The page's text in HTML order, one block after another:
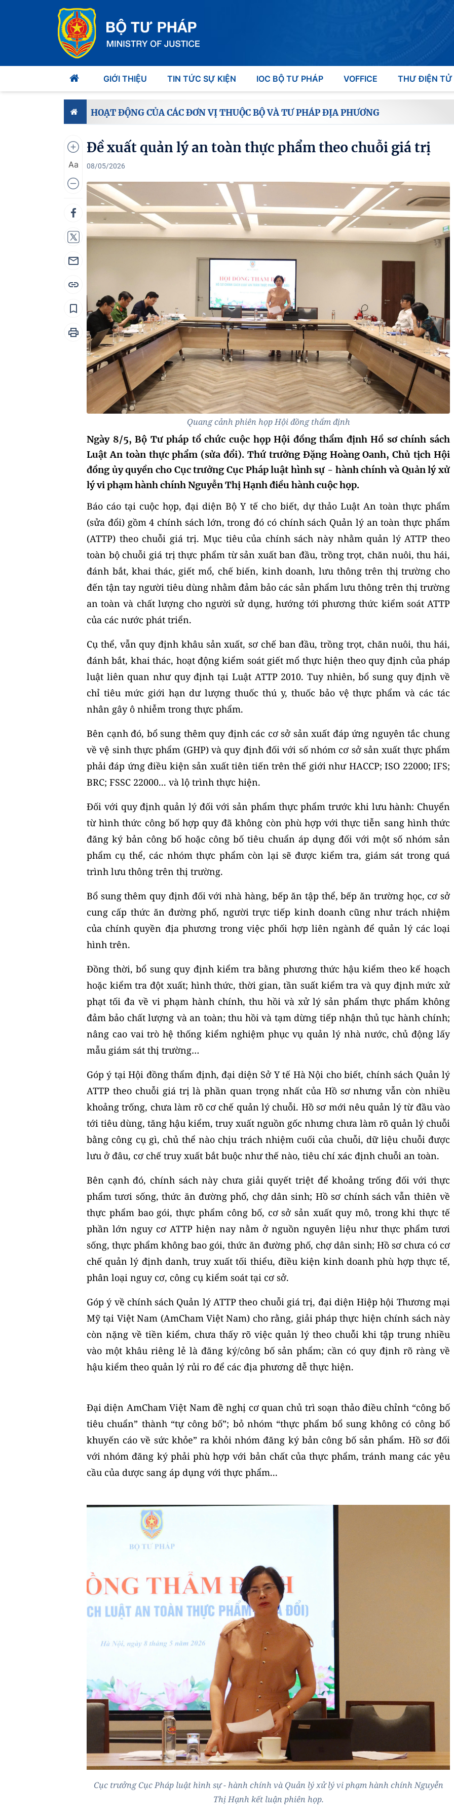
GIỚI THIỆU TIN TỨC SỰ KIỆN IOC BỘ TƯ PHÁP VOFFICE THƯ ĐIỆN TỬ
HOẠT ĐỘNG CỦA CÁC ĐƠN VỊ THUỘC BỘ VÀ TƯ PHÁP ĐỊA PHƯƠNG
Aa
Đề xuất quản lý an toàn thực phẩm theo chuỗi giá trị
08/05/2026
Quang cảnh phiên họp Hội đồng thẩm định
Ngày 8/5, Bộ Tư pháp tổ chức cuộc họp Hội đồng thẩm định Hồ sơ chính sách
Luật An toàn thực phẩm (sửa đổi). Thứ trưởng Đặng Hoàng Oanh, Chủ tịch Hội
đồng ủy quyền cho Cục trưởng Cục Pháp luật hình sự - hành chính và Quản lý xử
lý vi phạm hành chính Nguyễn Thị Hạnh điều hành cuộc họp.
Báo cáo tại cuộc họp, đại diện Bộ Y tế cho biết, dự thảo Luật An toàn thực phẩm
(sửa đổi) gồm 4 chính sách lớn, trong đó có chính sách Quản lý an toàn thực phẩm
(ATTP) theo chuỗi giá trị. Mục tiêu của chính sách này nhằm quản lý ATTP theo
toàn bộ chuỗi giá trị thực phẩm từ sản xuất ban đầu, trồng trọt, chăn nuôi, thu hái,
đánh bắt, khai thác, giết mổ, chế biến, kinh doanh, lưu thông trên thị trường cho
đến tận tay người tiêu dùng nhằm đảm bảo các sản phẩm lưu thông trên thị trường
an toàn và chất lượng cho người sử dụng, hướng tới phương thức kiểm soát ATTP
của các nước phát triển.
Cụ thể, vẫn quy định khâu sản xuất, sơ chế ban đầu, trồng trọt, chăn nuôi, thu hái,
đánh bắt, khai thác, hoạt động kiểm soát giết mổ thực hiện theo quy định của pháp
luật liên quan như quy định tại Luật ATTP 2010. Tuy nhiên, bổ sung quy định về
chỉ tiêu mức giới hạn dư lượng thuốc thú y, thuốc bảo vệ thực phẩm và các tác
nhân gây ô nhiễm trong thực phẩm.
Bên cạnh đó, bổ sung thêm quy định các cơ sở sản xuất đáp ứng nguyên tắc chung
về vệ sinh thực phẩm (GHP) và quy định đối với số nhóm cơ sở sản xuất thực phẩm
phải đáp ứng điều kiện sản xuất tiên tiến trên thế giới như HACCP; ISO 22000; IFS;
BRC; FSSC 22000... và lộ trình thực hiện.
Đối với quy định quản lý đối với sản phẩm thực phẩm trước khi lưu hành: Chuyển
từ hình thức công bố hợp quy đã không còn phù hợp với thực tiễn sang hình thức
đăng ký bản công bố hoặc công bố tiêu chuẩn áp dụng đối với một số nhóm sản
phẩm cụ thể, các nhóm thực phẩm còn lại sẽ được kiểm tra, giám sát trong quá
trình lưu thông trên thị trường.
Bổ sung thêm quy định đối với nhà hàng, bếp ăn tập thể, bếp ăn trường học, cơ sở
cung cấp thức ăn đường phố, người trực tiếp kinh doanh cũng như trách nhiệm
của chính quyền địa phương trong việc phối hợp liên ngành để quản lý các loại
hình trên.
Đồng thời, bổ sung quy định kiểm tra bằng phương thức hậu kiểm theo kế hoạch
hoặc kiểm tra đột xuất; hình thức, thời gian, tần suất kiểm tra và quy định mức xử
phạt tối đa về vi phạm hành chính, thu hồi và xử lý sản phẩm thực phẩm không
đảm bảo chất lượng và an toàn; thu hồi và tạm dừng tiếp nhận thủ tục hành chính;
nâng cao vai trò hệ thống kiểm nghiệm phục vụ quản lý nhà nước, chủ động lấy
mẫu giám sát thị trường…
Góp ý tại Hội đồng thẩm định, đại diện Sở Y tế Hà Nội cho biết, chính sách Quản lý
ATTP theo chuỗi giá trị là phần quan trọng nhất của Hồ sơ nhưng vẫn còn nhiều
khoảng trống, chưa làm rõ cơ chế quản lý chuỗi. Hồ sơ mới nêu quản lý từ đầu vào
tới tiêu dùng, tăng hậu kiểm, truy xuất nguồn gốc nhưng chưa làm rõ quản lý chuỗi
bằng công cụ gì, chủ thể nào chịu trách nhiệm cuối của chuỗi, dữ liệu chuỗi được
lưu ở đâu, cơ chế truy xuất bắt buộc như thế nào, tiêu chí xác định chuỗi an toàn.
Bên cạnh đó, chính sách này chưa giải quyết triệt để khoảng trống đối với thực
phẩm tươi sống, thức ăn đường phố, chợ dân sinh; Hồ sơ chínhsáchvẫn thiên về
thực phẩm bao gói, thực phẩm công bố, cơ sở sản xuất quy mô, trong khi thực tế
phần lớn nguy cơ ATTP hiện nay nằm ở nguồn nguyên liệu như thực phẩm tươi
sống, thực phẩm không bao gói, thức ăn đường phố, chợ dân sinh; Hồ sơ chưa có cơ
chế quản lý định danh, truy xuất tối thiểu, điều kiện kinh doanh phù hợp thực tế,
phân loại nguy cơ, công cụ kiểm soát tại cơ sở.
Góp ý về chính sách Quản lý ATTP theo chuỗi giá trị, đại diện Hiệp hội Thương mại
Mỹ tại Việt Nam (AmCham Việt Nam) cho rằng, giải pháp thực hiện chính sách này
còn nặng về tiền kiểm, chưa thấy rõ việc quản lý theo chuỗi khi tập trung nhiều
vào một khâu riêng lẻ là đăng ký/công bố sản phẩm; cần có quy định rõ ràng về
hậu kiểm theo quản lý rủi ro để các địa phương dễ thực hiện.
Đại diện AmCham Việt Nam đề nghị cơ quan chủ trì soạn thảo điều chỉnh “công bố
tiêu chuẩn” thành “tự công bố”; bỏ nhóm “thực phẩm bổ sung không có công bố
khuyến cáo về sức khỏe” ra khỏi nhóm đăng ký bản công bố sản phẩm. Hồ sơ đối
với nhóm đăng ký phải phù hợp với bản chất của thực phẩm, tránh mang các yêu
cầu của dược sang áp dụng với thực phẩm...
Cục trưởng Cục Pháp luật hình sự - hành chính và Quản lý xử lý vi phạm hành chính Nguyễn
Thị Hạnh kết luận phiên họp.